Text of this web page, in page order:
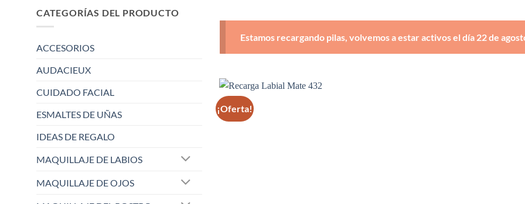
CATEGORÍAS DEL PRODUCTO
ACCESORIOS
AUDACIEUX
CUIDADO FACIAL
ESMALTES DE UÑAS
IDEAS DE REGALO
MAQUILLAJE DE LABIOS
MAQUILLAJE DE OJOS
Estamos recargando pilas, volvemos a estar activos el día 22 de
¡Oferta!